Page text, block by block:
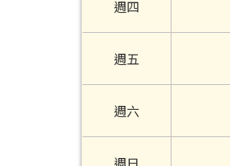
週四
週五
週六